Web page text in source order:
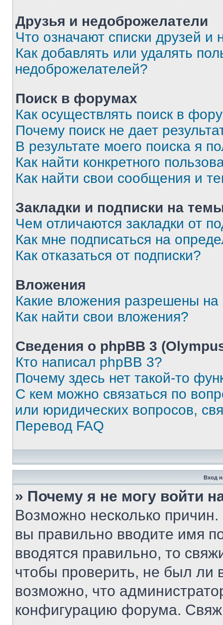
Друзья и недоброжелатели
Что означают списки друзей и
Как добавлять или удалять
недоброжелателей?
Поиск в форумах
Как осуществлять поиск в
Почему поиск не дает
В результате моего поиска я
Как найти конкретного
Как найти свои сообщения и
Закладки и подписки на
Чем отличаются закладки от
Как мне подписаться на
Как отказаться от подписки?
Вложения
Какие вложения разрешены
Как найти свои вложения?
Сведения о phpBB 3
Кто написал phpBB 3?
Почему здесь нет такой-то
С кем можно связаться по
или юридических вопросов,
Перевод FAQ
Вход
» Почему я не могу войти
Возможно несколько
вы правильно вводите имя
вводятся правильно, то
чтобы проверить, не был ли
возможно, что
конфигурацию форума.